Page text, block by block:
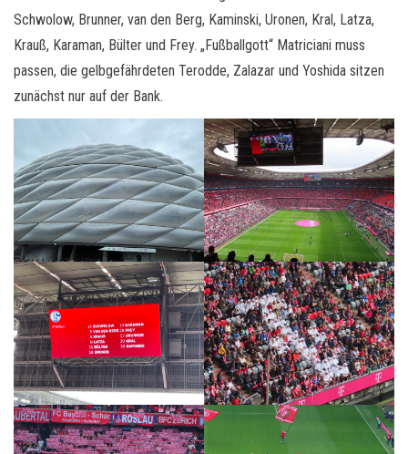
Schwolow, Brunner, van den Berg, Kaminski, Uronen, Kral, Latza,
Krauß, Karaman, Bülter und Frey. „Fußballgott“ Matriciani muss
passen, die gelbgefährdeten Terodde, Zalazar und Yoshida sitzen
zunächst nur auf der Bank.